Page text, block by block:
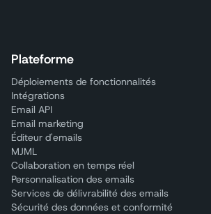
Plateforme
Déploiements de fonctionnalités
Intégrations
Email API
Email marketing
Éditeur d'emails
MJML
Collaboration en temps réel
Personnalisation des emails
Services de délivrabilité des emails
Sécurité des données et conformité